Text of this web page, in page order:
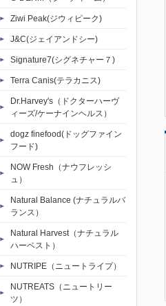
Ziwi Peak(ジウィピーク)
J&C(ジェイアンドシー)
Signature7(シグネチャー７)
Terra Canis(テラカニス)
Dr.Harvey's（ドクターハーヴ
ィーズ/ケーナインヘルス）
dogz finefood(ドッグファイン
フード)
NOW Fresh（ナウフレッシ
ュ）
Natural Balance (ナチュラルバ
ランス）
Natural Harvest（ナチュラル
ハーベスト）
NUTRIPE（ニュートライプ）
NUTREATS（ニュートリー
ツ）